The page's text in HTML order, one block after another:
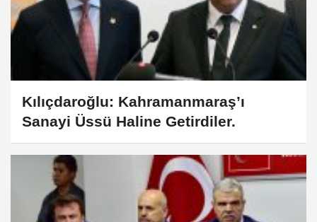
Kılıçdaroğlu: Kahramanmaraş’ı
Sanayi Üssü Haline Getirdiler.